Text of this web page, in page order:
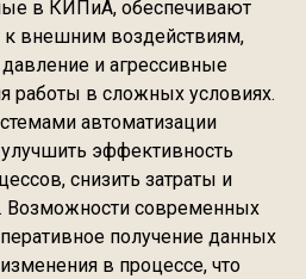
в КИПиА, обеспечивают
к внешним воздействиям,
и агрессивные
работы в сложных условиях.
автоматизации
эффективность
снизить затраты и
Возможности современных
получение данных
в процессе, что